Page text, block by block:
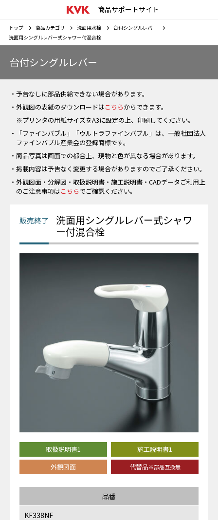
商品サポートサイト
トップ 商品カテゴリ 洗面用水栓
台付シングルレバー
洗面用シングルレバー式シャワー付混合栓
台付シングルレバー
・予告なしに部品供給できない場合があります。
・外観図の表紙のダウンロードはこちらからできます。
※プリンタの用紙サイズをA3に設定の上、印刷してください。
・「ファインバブル」「ウルトラファインバブル」は、一般社団法人
ファインバブル産業会の登録商標です。
・商品写真は画面での都合上、現物と色が異なる場合があります。
・掲載内容は予告なく変更する場合がありますのでご了承ください。
・外観図面・分解図・取扱説明書・施工説明書・CADデータご利用上
のご注意事項はこちらでご確認ください。
洗面用シングルレバー式シャワ
ー付混合栓
取扱説明書1
施工説明書1
外観図面
代替品※部品互換無
品番
KF338NF